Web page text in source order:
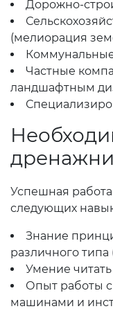
Дорожно-
(мелиорация
Частные
ландшафтным
Успешная
следующих
Знание
различного
Умение
Опыт работы
машинами и